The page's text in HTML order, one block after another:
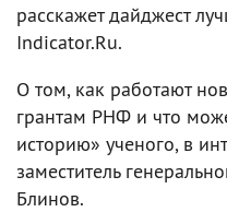
расскажет дайджест
Indicator.Ru.
О том, как работают
грантам РНФ и что
историю» ученого, в
заместитель
Блинов.